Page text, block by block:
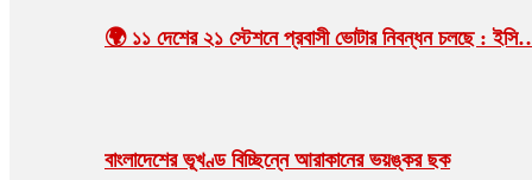
🌍 ১১ দেশের ২১ স্টেশনে প্রবাসী ভোটার নিবন্ধন চলছে :
বাংলাদেশের ভূখণ্ড বিচ্ছিন্নে আরাকানের ভয়ঙ্কর ছক